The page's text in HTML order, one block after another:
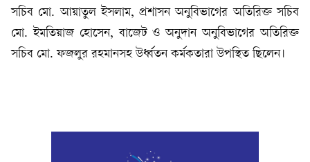
সচিব মো. আয়াতুল ইসলাম, প্রশাসন অনুবিভাগের অতিরিক্ত সচিব
মো. ইমতিয়াজ হোসেন, বাজেট ও অনুদান অনুবিভাগের অতিরিক্ত
সচিব মো. ফজলুর রহমানসহ উর্ধ্বতন কর্মকতারা উপস্থিত ছিলেন।